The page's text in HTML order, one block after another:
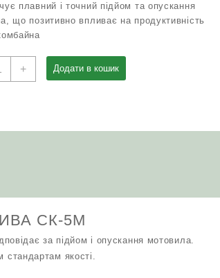
плавний і точний підйом та опускання
що позитивно впливає на продуктивність
+ Додати в кошик
СК-5М
за підйом і опускання мотовила.
стандартам якості.